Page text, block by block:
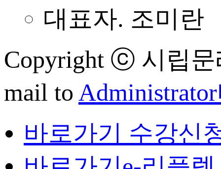
대표자. 조미란
Copyright ⓒ 시립문
mail to Administrator
바로가기 수강신